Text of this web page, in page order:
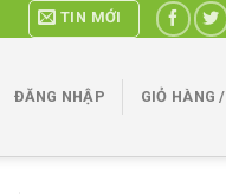
TIN MỚI
ĐĂNG NHẬP GIỎ HÀNG /